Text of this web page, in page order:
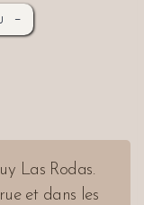
–
Las Rodas.
et dans les